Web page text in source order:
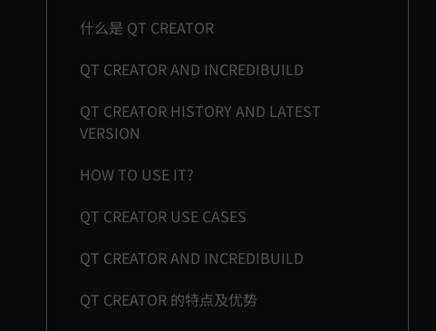
什么是 QT CREATOR
QT CREATOR AND INCREDIBUILD
QT CREATOR HISTORY AND LATEST
VERSION
HOW TO USE IT?
QT CREATOR USE CASES
QT CREATOR AND INCREDIBUILD
QT CREATOR 的特点及优势